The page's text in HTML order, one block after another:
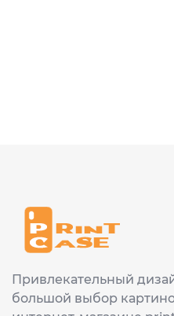
Привлекательный
большой выбор